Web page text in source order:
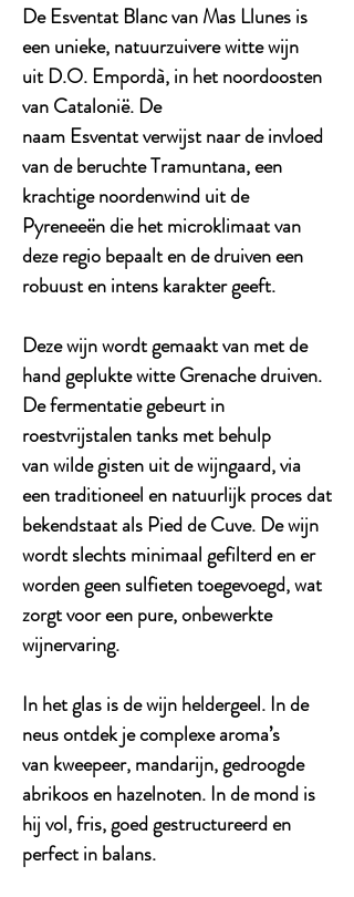
De Esventat Blanc van Mas Llunes is
een unieke, natuurzuivere witte wijn
uit D.O. Empordà, in het noordoosten
van Catalonië. De
naam Esventat verwijst naar de invloed
van de beruchte Tramuntana, een
krachtige noordenwind uit de
Pyreneeën die het microklimaat van
deze regio bepaalt en de druiven een
robuust en intens karakter geeft.
Deze wijn wordt gemaakt van met de
hand geplukte witte Grenache druiven.
De fermentatie gebeurt in
roestvrijstalen tanks met behulp
van wilde gisten uit de wijngaard, via
een traditioneel en natuurlijk proces dat
bekendstaat als Pied de Cuve. De wijn
wordt slechts minimaal gefilterd en er
worden geen sulfieten toegevoegd, wat
zorgt voor een pure, onbewerkte
wijnervaring.
In het glas is de wijn heldergeel. In de
neus ontdek je complexe aroma’s
van kweepeer, mandarijn, gedroogde
abrikoos en hazelnoten. In de mond is
hij vol, fris, goed gestructureerd en
perfect in balans.